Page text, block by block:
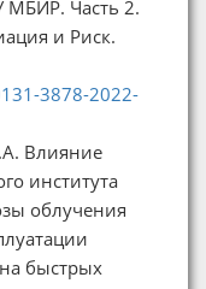
МБИР. Часть 2.
и Риск.
3878-2022-
Влияние
института
облучения
быстрых